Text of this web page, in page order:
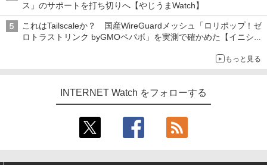
ス」のサポートを打ち切りへ【やじうまWatch】
これはTailscaleか？ 国産WireGuardメッシュ「ロリポップ！ゼ
ロトラストリンク byGMOペパボ」を実測で確かめた【イニシャ
もっと見る
INTERNET Watch をフォローする